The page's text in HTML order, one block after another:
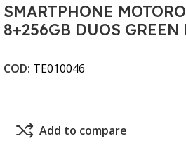
SMARTPHONE
8+256GB DUOS GREEN
COD: TE010046
Add to compare